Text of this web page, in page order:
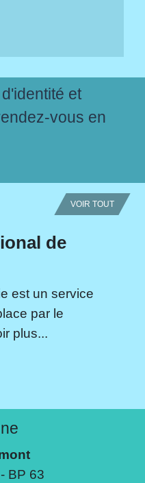
et
vous en
VOIR TOUT
de
est un service
par le
plus...
BP 63